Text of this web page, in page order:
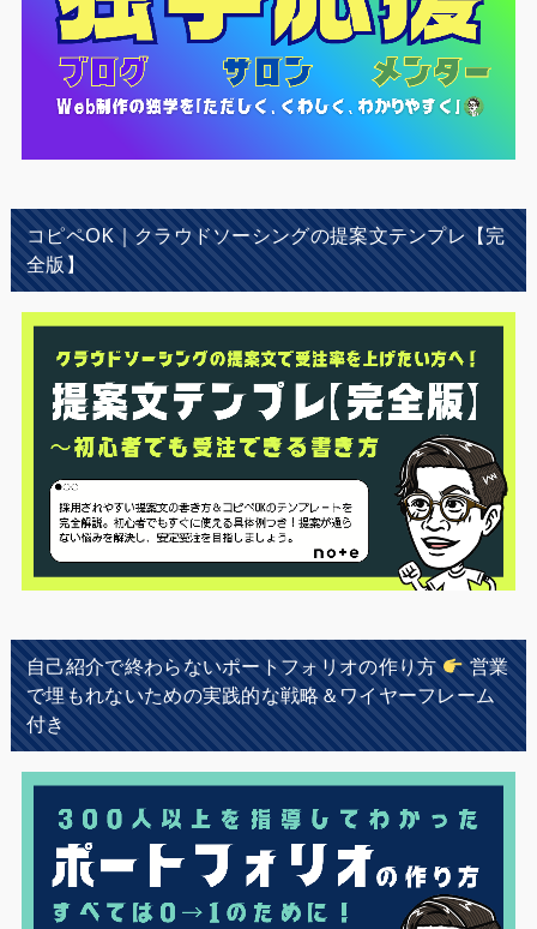
コピペOK｜クラウドソーシングの提案文テンプレ【完
全版】
自己紹介で終わらないポートフォリオの作り方
営業
で埋もれないための実践的な戦略＆ワイヤーフレーム
付き